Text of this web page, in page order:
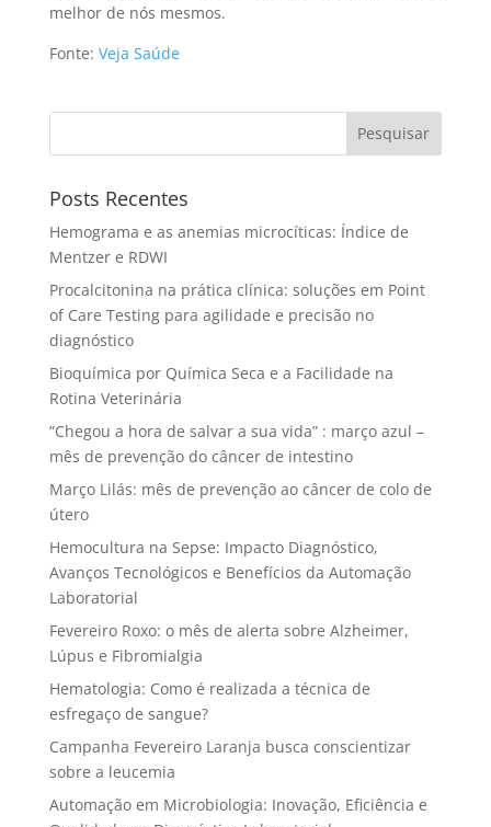
melhor de nós mesmos.
Fonte: Veja Saúde
Pesquisar
Posts Recentes
Hemograma e as anemias microcíticas: Índice de
Mentzer e RDWI
Procalcitonina na prática clínica: soluções em Point
of Care Testing para agilidade e precisão no
diagnóstico
Bioquímica por Química Seca e a Facilidade na
Rotina Veterinária
“Chegou a hora de salvar a sua vida” : março azul –
mês de prevenção do câncer de intestino
Março Lilás: mês de prevenção ao câncer de colo de
útero
Hemocultura na Sepse: Impacto Diagnóstico,
Avanços Tecnológicos e Benefícios da Automação
Laboratorial
Fevereiro Roxo: o mês de alerta sobre Alzheimer,
Lúpus e Fibromialgia
Hematologia: Como é realizada a técnica de
esfregaço de sangue?
Campanha Fevereiro Laranja busca conscientizar
sobre a leucemia
Automação em Microbiologia: Inovação, Eficiência e